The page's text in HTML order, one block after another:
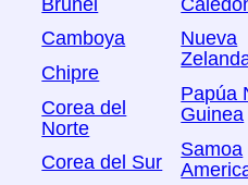
Brunei
Camboya
Chipre
Corea del
Norte
Corea del Sur
Nueva
Papúa
Guinea
Samoa